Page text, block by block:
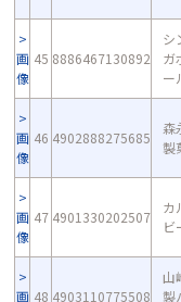
画
像
45 8886467130892
シ
ガ
ー
画
像
46 4902888275685
森
製
画
像
47 4901330202507
カ
ビ
画 48 4903110775508
山
製